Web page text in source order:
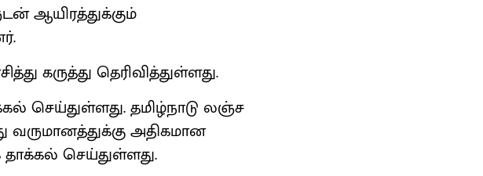
ஆயிரத்துக்கும்
கருத்து தெரிவித்துள்ளது.
செய்துள்ளது. தமிழ்நாடு லஞ்ச
வருமானத்துக்கு அதிகமான
தாக்கல் செய்துள்ளது.